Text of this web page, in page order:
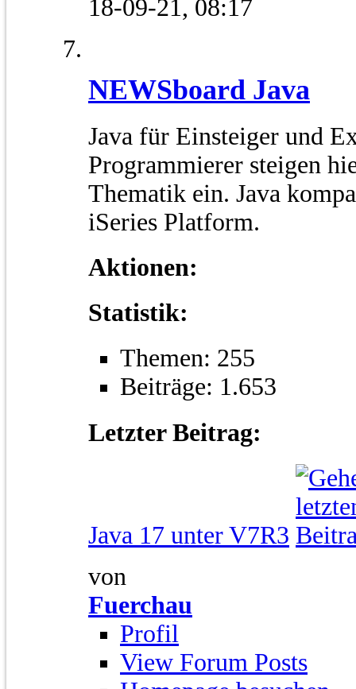
18-09-21, 08:17
NEWSboard Java
Java für Einsteiger und
Programmierer steigen
Thematik ein. Java
iSeries Platform.
Aktionen:
Statistik:
Themen: 255
Beiträge: 1.653
Letzter Beitrag:
Java 17 unter V7R3
von
Fuerchau
Profil
View Forum Posts